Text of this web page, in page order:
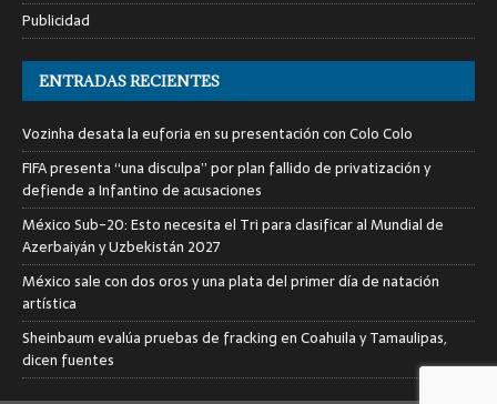
Publicidad
ENTRADAS RECIENTES
Vozinha desata la euforia en su presentación con Colo Colo
FIFA presenta “una disculpa” por plan fallido de privatización y
defiende a Infantino de acusaciones
México Sub-20: Esto necesita el Tri para clasificar al Mundial de
Azerbaiyán y Uzbekistán 2027
México sale con dos oros y una plata del primer día de natación
artística
Sheinbaum evalúa pruebas de fracking en Coahuila y Tamaulipas,
dicen fuentes